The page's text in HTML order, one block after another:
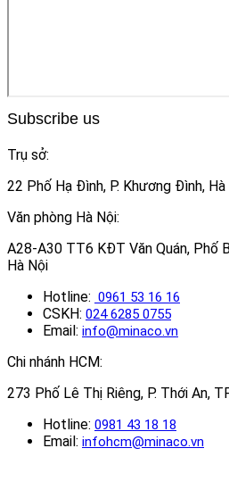
Subscribe us
Trụ sở:
22 Phố Hạ Đình, P. Khương Đình, Hà
Văn phòng Hà Nội:
A28-A30 TT6 KĐT Văn Quán, Phố
Hà Nội
Hotline: 0961 53 16 16
CSKH: 024 6285 0755
Email: info@minaco.vn
Chi nhánh HCM:
273 Phố Lê Thị Riêng, P. Thới An,
Hotline: 0981 43 18 18
Email: infohcm@minaco.vn